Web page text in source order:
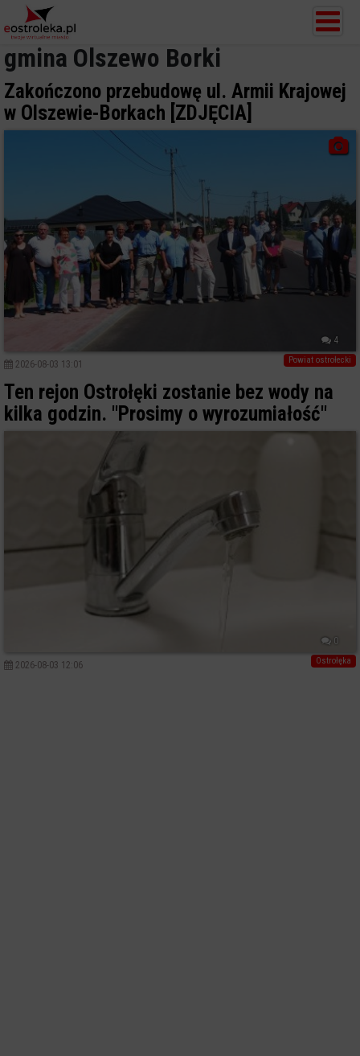
gmina Olszewo Borki
Zakończono przebudowę ul. Armii Krajowej
w Olszewie-Borkach [ZDJĘCIA]
4
Powiat ostrołecki
2026-08-03 13:01
Ten rejon Ostrołęki zostanie bez wody na
kilka godzin. "Prosimy o wyrozumiałość"
0
Ostrołęka
2026-08-03 12:06